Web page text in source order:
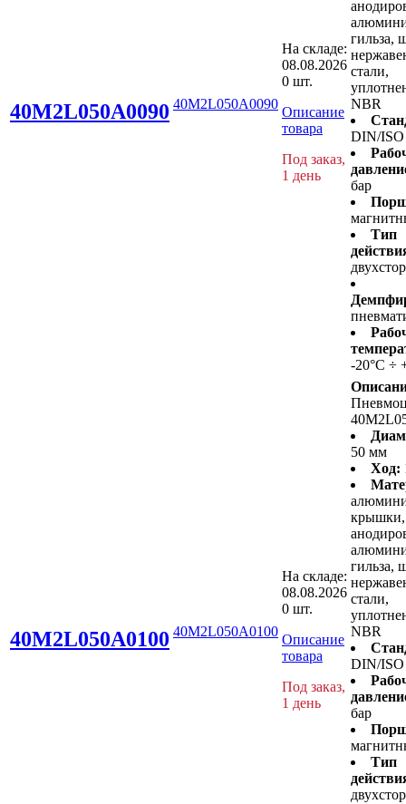
40M2L050A0090 40M2L050A0090
На складе:
08.08.2026
0 шт.
Описание
товара
Под заказ,
1 день
гильза,
стали,
NBR
DIN/ISO
бар
Тип
-20°C ÷
40M2L050A0100 40M2L050A0100
На складе:
08.08.2026
0 шт.
Описание
товара
Под заказ,
1 день
50 мм
Ход:
крышки,
гильза,
стали,
NBR
DIN/ISO
бар
Тип